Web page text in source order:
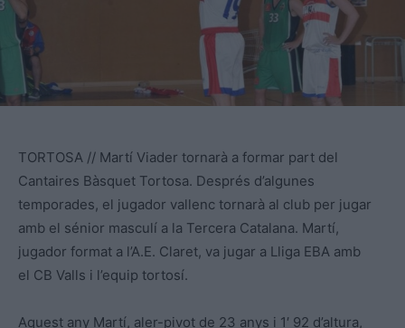
TORTOSA // Martí Viader tornarà a formar part del
Cantaires Bàsquet Tortosa. Després d’algunes
temporades, el jugador vallenc tornarà al club per jugar
amb el sénior masculí a la Tercera Catalana. Martí,
jugador format a l’A.E. Claret, va jugar a Lliga EBA amb
el CB Valls i l’equip tortosí.
Aquest any Martí, aler-pivot de 23 anys i 1′ 92 d’altura,